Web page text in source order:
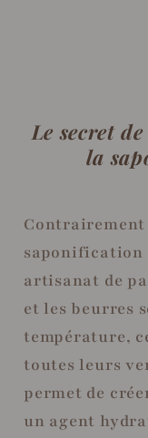
Le secret
la
saponification
artisanat de
et les beurres
température,
toutes leurs
permet de
un agent